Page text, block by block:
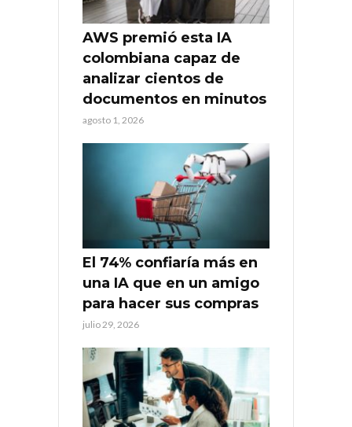
AWS premió esta IA
colombiana capaz de
analizar cientos de
documentos en minutos
agosto 1, 2026
El 74% confiaría más en
una IA que en un amigo
para hacer sus compras
julio 29, 2026